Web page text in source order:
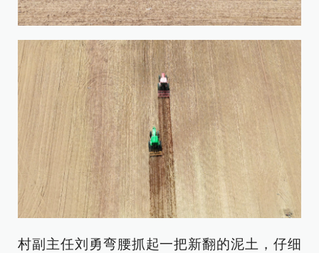
村副主任刘勇弯腰抓起一把新翻的泥土，仔细